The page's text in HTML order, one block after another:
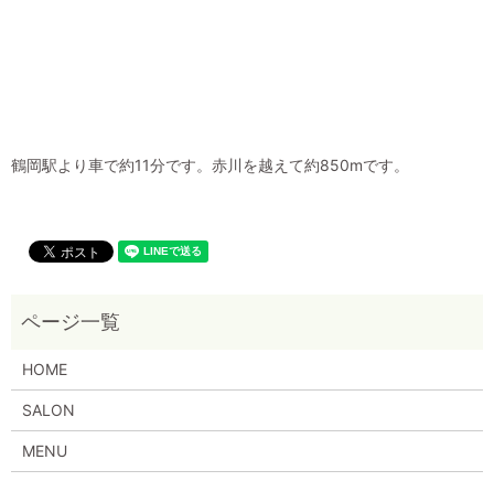
鶴岡駅より車で約11分です。赤川を越えて約850mです。
HOME
SALON
MENU